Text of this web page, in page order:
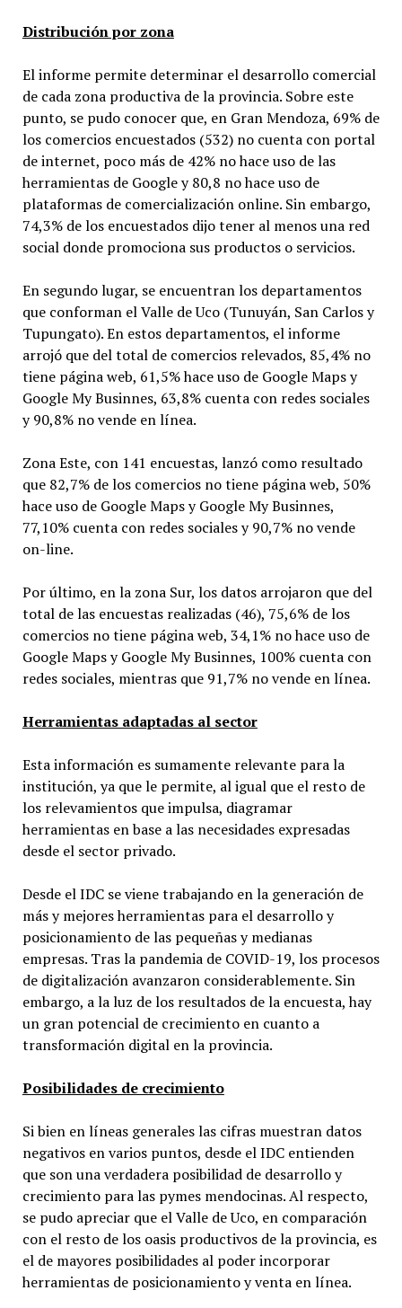
Distribución por zona
El informe permite determinar el desarrollo comercial
de cada zona productiva de la provincia. Sobre este
punto, se pudo conocer que, en Gran Mendoza, 69% de
los comercios encuestados (532) no cuenta con portal
de internet, poco más de 42% no hace uso de las
herramientas de Google y 80,8 no hace uso de
plataformas de comercialización online. Sin embargo,
74,3% de los encuestados dijo tener al menos una red
social donde promociona sus productos o servicios.
En segundo lugar, se encuentran los departamentos
que conforman el Valle de Uco (Tunuyán, San Carlos y
Tupungato). En estos departamentos, el informe
arrojó que del total de comercios relevados, 85,4% no
tiene página web, 61,5% hace uso de Google Maps y
Google My Businnes, 63,8% cuenta con redes sociales
y 90,8% no vende en línea.
Zona Este, con 141 encuestas, lanzó como resultado
que 82,7% de los comercios no tiene página web, 50%
hace uso de Google Maps y Google My Businnes,
77,10% cuenta con redes sociales y 90,7% no vende
on-line.
Por último, en la zona Sur, los datos arrojaron que del
total de las encuestas realizadas (46), 75,6% de los
comercios no tiene página web, 34,1% no hace uso de
Google Maps y Google My Businnes, 100% cuenta con
redes sociales, mientras que 91,7% no vende en línea.
Herramientas adaptadas al sector
Esta información es sumamente relevante para la
institución, ya que le permite, al igual que el resto de
los relevamientos que impulsa, diagramar
herramientas en base a las necesidades expresadas
desde el sector privado.
Desde el IDC se viene trabajando en la generación de
más y mejores herramientas para el desarrollo y
posicionamiento de las pequeñas y medianas
empresas. Tras la pandemia de COVID-19, los procesos
de digitalización avanzaron considerablemente. Sin
embargo, a la luz de los resultados de la encuesta, hay
un gran potencial de crecimiento en cuanto a
transformación digital en la provincia.
Posibilidades de crecimiento
Si bien en líneas generales las cifras muestran datos
negativos en varios puntos, desde el IDC entienden
que son una verdadera posibilidad de desarrollo y
crecimiento para las pymes mendocinas. Al respecto,
se pudo apreciar que el Valle de Uco, en comparación
con el resto de los oasis productivos de la provincia, es
el de mayores posibilidades al poder incorporar
herramientas de posicionamiento y venta en línea.